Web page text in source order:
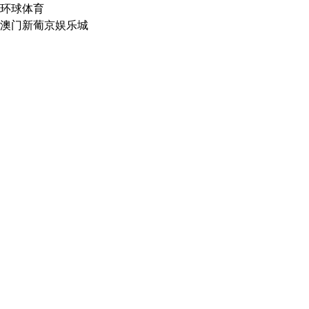
环球体育
澳门新葡京娱乐城